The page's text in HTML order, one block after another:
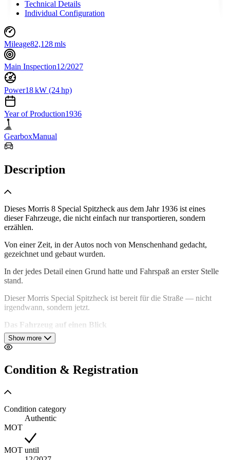
Technical Details
Individual Configuration
Mileage82,128 mls
Main Inspection12/2027
Power18 kW (24 hp)
Year of Production1936
GearboxManual
Description
Dieses Morris 8 Special Spitzheck aus dem Jahr 1936 ist eines
dieser Fahrzeuge, die nicht einfach nur transportieren, sondern
erzählen.
Von einer Zeit, in der Autos noch von Menschenhand gedacht,
gezeichnet und gebaut wurden.
In der jedes Detail einen Grund hatte und Fahrspaß an erster Stelle
stand.
Dieser Morris Special Spitzheck ist bereit für die Straße — nicht
irgendwann, sondern jetzt.
Das Fahrzeug auf einen Blick
Daten Fahrzeugschein:
Hubraum: 885 ccm / Gewicht: 610 kg
TÜV: bis Dezember 2027
Wertgutachten: 82.000 €
Vollständig instand gesetzt — für zuverlässigen Genuss
Der Wagen wurde mit großer Sorgfalt auf modernen Betrieb
vorbereitet, ohne seinen Charakter zu verlieren. Durchgeführte
Show more
Condition & Registration
Condition category
Authentic
MOT
MOT until